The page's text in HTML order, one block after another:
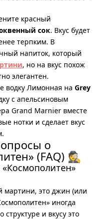
красный
сок. Вкус будет
терпким. В
напиток, который
, но на вкус похож
элегантен.
водку Лимонная на Grey
с апельсиновым
Grand Marnier вместе
нотки и сделает вкус
о
(FAQ) 🕵️
«Космополитен»
мартини, это джин (или
иногда
и вкусу это